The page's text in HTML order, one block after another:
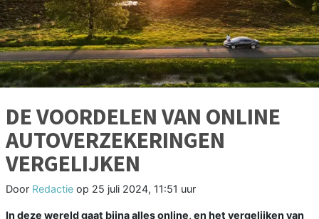
DE VOORDELEN VAN ONLINE
AUTOVERZEKERINGEN
VERGELIJKEN
Door Redactie op 25 juli 2024, 11:51 uur
In deze wereld gaat bijna alles online, en het vergelijken van